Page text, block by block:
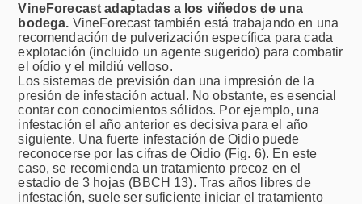
VineForecast adaptadas a los viñedos de una
bodega. VineForecast también está trabajando en una
recomendación de pulverización específica para cada
explotación (incluido un agente sugerido) para combatir
el oídio y el mildiú velloso.
Los sistemas de previsión dan una impresión de la
presión de infestación actual. No obstante, es esencial
contar con conocimientos sólidos. Por ejemplo, una
infestación el año anterior es decisiva para el año
siguiente. Una fuerte infestación de Oidio puede
reconocerse por las cifras de Oidio (Fig. 6). En este
caso, se recomienda un tratamiento precoz en el
estadio de 3 hojas (BBCH 13). Tras años libres de
infestación, suele ser suficiente iniciar el tratamiento